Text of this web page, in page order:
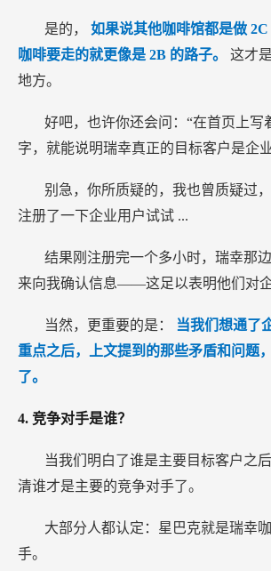
是的，如果说其他咖啡馆都是做2C
咖啡要走的就更像是 2B 的路子。 这才
地方。
好吧，也许你还会问：“在首页上写
字，就能说明瑞幸真正的目标客户是企
别急，你所质疑的，我也曾质疑过
注册了一下企业用户试试 ...
结果刚注册完一个多小时，瑞幸那
来向我确认信息——这足以表明他们对企
当然，更重要的是：
当我们想通了
重点之后，上文提到的那些矛盾和问题
了。
4. 竞争对手是谁？
当我们明白了谁是主要目标客户之
清谁才是主要的竞争对手了。
大部分人都认定：星巴克就是瑞幸
手。